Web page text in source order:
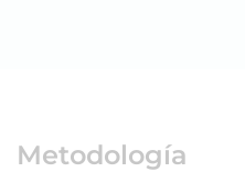
Metodología